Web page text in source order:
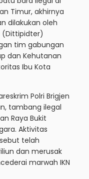
Timur, akhirnya
dilakukan oleh
(Dittipidter)
tim gabungan
dan Kehutanan
Ibu Kota
Polri Brigjen
tambang ilegal
Raya Bukit
Aktivitas
telah
dan merusak
marwah IKN